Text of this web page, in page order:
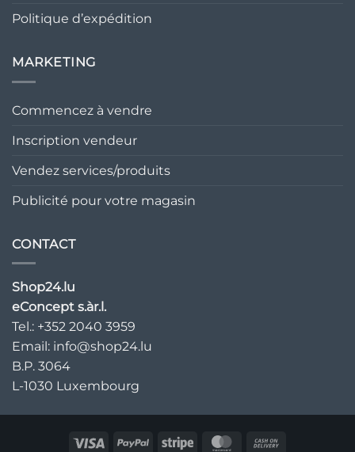
Politique d’expédition
MARKETING
Commencez à vendre
Inscription vendeur
Vendez services/produits
Publicité pour votre magasin
CONTACT
Shop24.lu
eConcept s.àr.l.
Tel.: +352 2040 3959
Email: info@shop24.lu
B.P. 3064
L-1030 Luxembourg
Visa PayPal Bande MasterCard